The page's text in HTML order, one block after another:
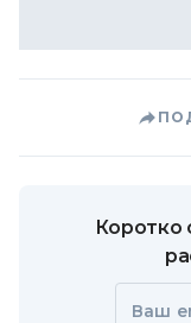
Коротко
Ваш